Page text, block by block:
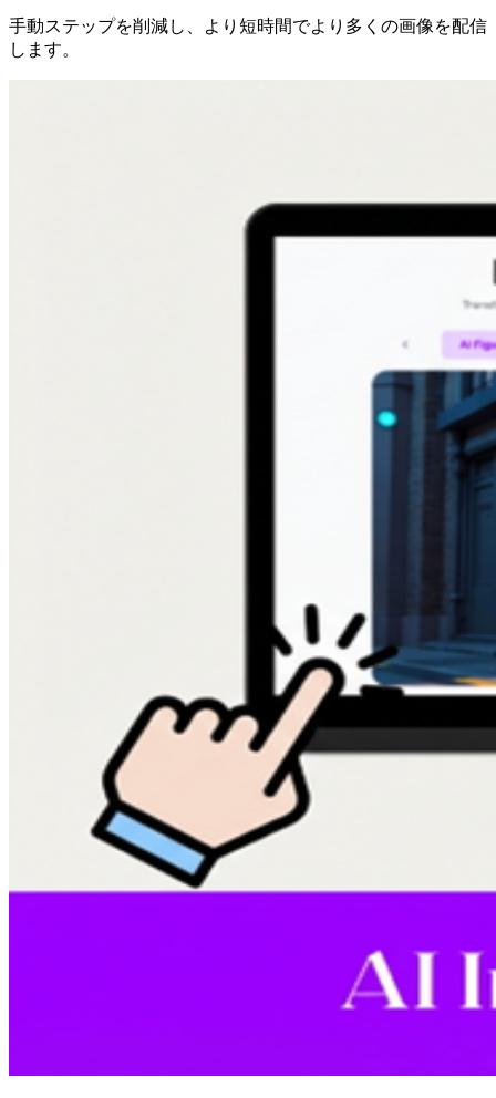
手動ステップを削減し、より短時間でより多くの画像を配信
します。